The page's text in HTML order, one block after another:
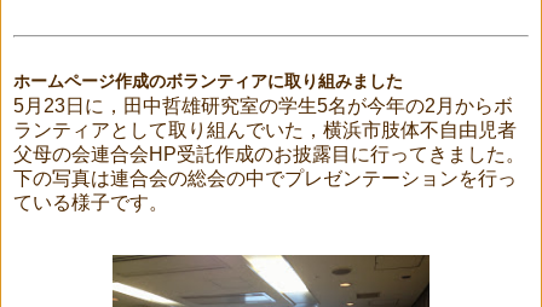
ホームページ作成のボランティアに取り組みました
5月23日に，田中哲雄研究室の学生5名が今年の2月からボ
ランティアとして取り組んでいた，横浜市肢体不自由児者
父母の会連合会HP受託作成のお披露目に行ってきました。
下の写真は連合会の総会の中でプレゼンテーションを行っ
ている様子です。